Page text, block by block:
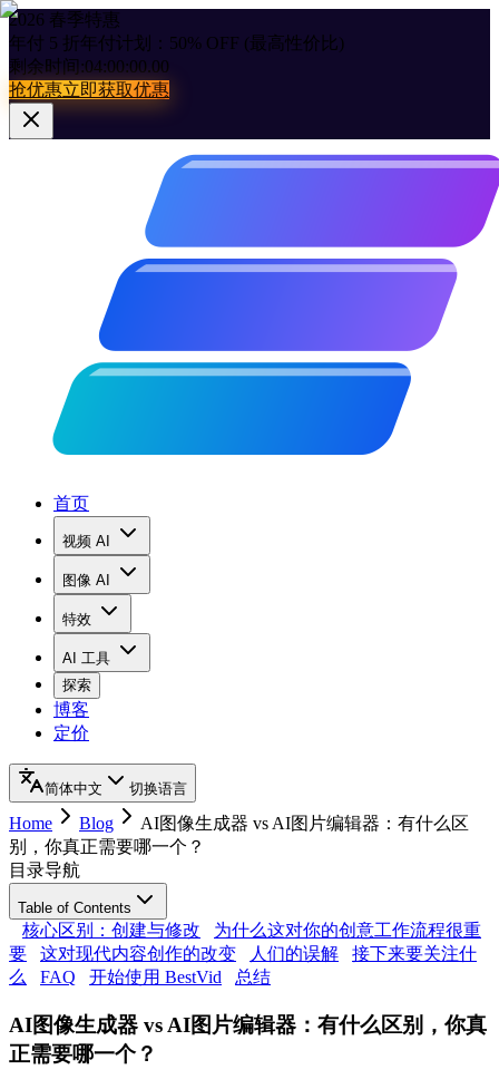
2026 春季特惠
年付 5 折年付计划：50% OFF (最高性价比)
剩余时间:04:00:00.00
抢优惠立即获取优惠
首页
视频 AI
图像 AI
特效
AI 工具
探索
博客
定价
简体中文 切换语言
Home Blog
AI图像生成器 vs AI图片编辑器：有什么区
别，你真正需要哪一个？
目录导航
Table of Contents
核心区别：创建与修改
为什么这对你的创意工作流程很重
要
这对现代内容创作的改变 人们的误解
接下来要关注什
么
FAQ 开始使用 BestVid 总结
AI图像生成器 vs AI图片编辑器：有什么区别，你真
正需要哪一个？